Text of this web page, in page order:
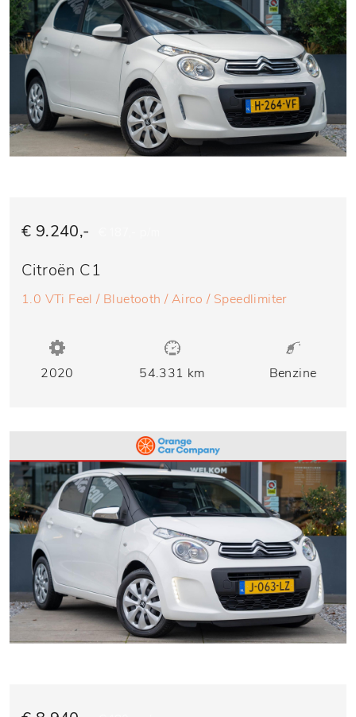
€ 9.240,-
Citroën C1
1.0 VTi Feel / Bluetooth / Airco / Speedlimiter
2020 54.331 km Benzine